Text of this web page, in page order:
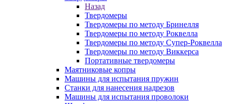
Назад
Твердомеры
Твердомеры по методу Бринелля
Твердомеры по методу Роквелла
Твердомеры по методу Супер-Роквелла
Твердомеры по методу Виккерса
Портативные твердомеры
Маятниковые копры
Машины для испытания пружин
Станки для нанесения надрезов
Машины для испытания проволоки